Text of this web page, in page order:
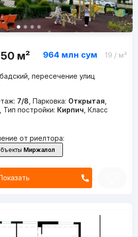
м² 964 млн сум 19/ м²
пересечение улиц
7/8 Парковка: Открытая
Тип постройки: Кирпич Класс
от риелтора:
Миржалол